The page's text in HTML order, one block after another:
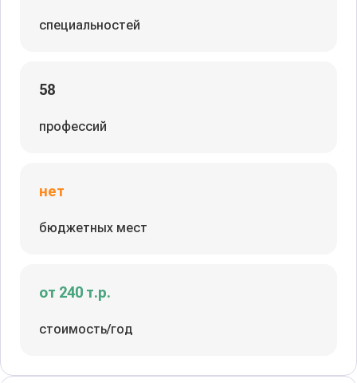
специальностей
58
профессий
нет
бюджетных мест
от 240 т.р.
стоимость/год